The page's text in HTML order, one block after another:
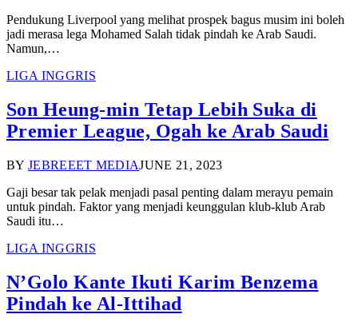
Pendukung Liverpool yang melihat prospek bagus musim ini boleh
jadi merasa lega Mohamed Salah tidak pindah ke Arab Saudi.
Namun,…
LIGA INGGRIS
Son Heung-min Tetap Lebih Suka di
Premier League, Ogah ke Arab Saudi
BY JEBREEET MEDIAJUNE 21, 2023
Gaji besar tak pelak menjadi pasal penting dalam merayu pemain
untuk pindah. Faktor yang menjadi keunggulan klub-klub Arab
Saudi itu…
LIGA INGGRIS
N’Golo Kante Ikuti Karim Benzema
Pindah ke Al-Ittihad